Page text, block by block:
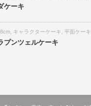
ケーキ
キャラクターケーキ 平面ケーキ
プンツェルケーキ